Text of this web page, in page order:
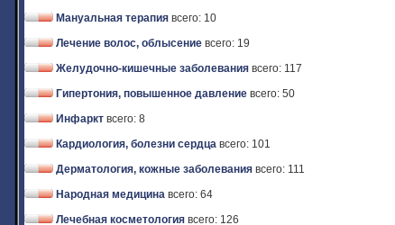
Мануальная терапия всего: 10
Лечение волос, облысение всего: 19
Желудочно-кишечные заболевания всего: 117
Гипертония, повышенное давление всего: 50
Инфаркт всего: 8
Кардиология, болезни сердца всего: 101
Дерматология, кожные заболевания всего: 111
Народная медицина всего: 64
Лечебная косметология всего: 126